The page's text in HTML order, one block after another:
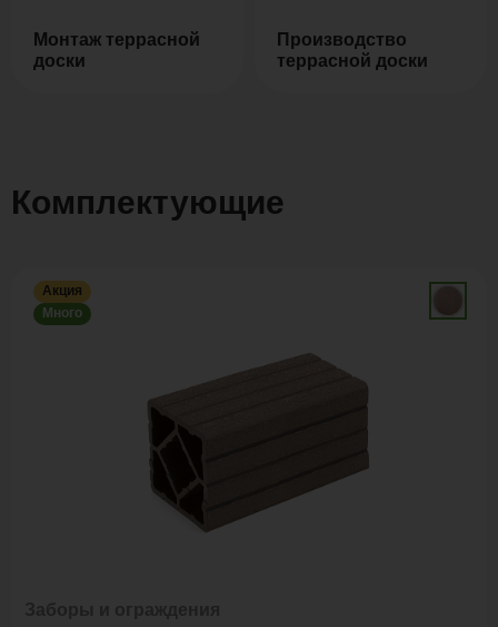
Монтаж террасной
доски
Производство
террасной доски
Комплектующие
Акция
Много